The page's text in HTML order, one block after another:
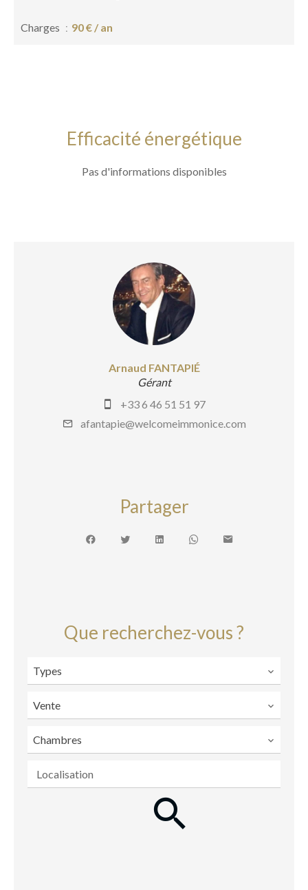
Charges 90 € / an
Efficacité énergétique
Pas d'informations disponibles
Arnaud FANTAPIÉ
Gérant
+33 6 46 51 51 97
afantapie@welcomeimmonice.com
Partager
Que recherchez-vous ?
Types
Vente
Chambres
Localisation